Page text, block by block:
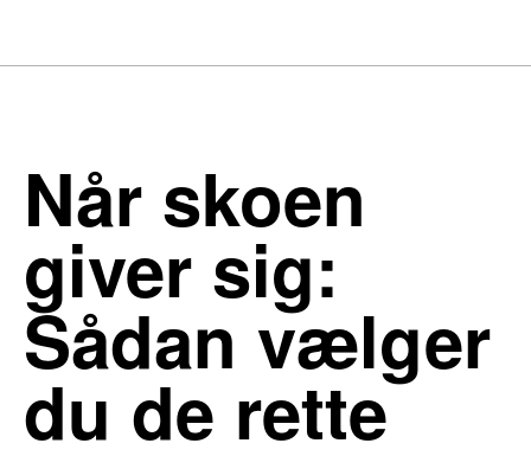
Når skoen
giver sig:
Sådan vælger
du de rette